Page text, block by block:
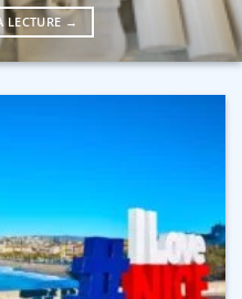
LECTURE →